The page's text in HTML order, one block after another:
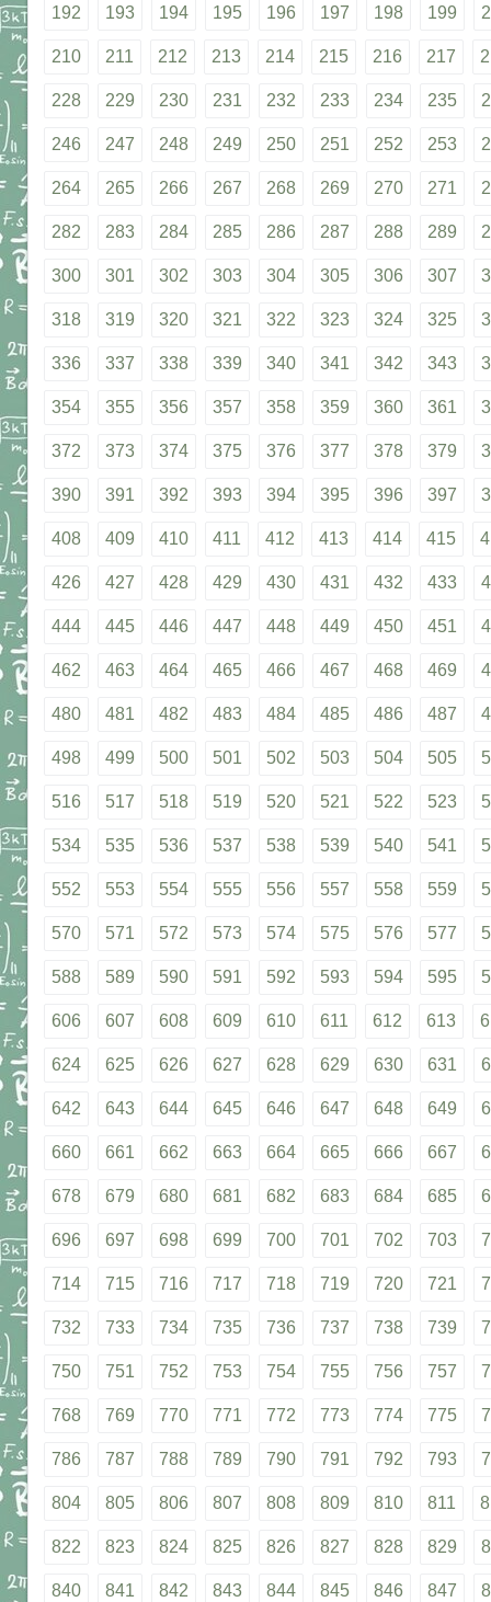
192 193 194 195 196 197 198 199
210 211 212 213 214 215 216 217
228 229 230 231 232 233 234 235
246 247 248 249 250 251 252 253
264 265 266 267 268 269 270 271
282 283 284 285 286 287 288 289
300 301 302 303 304 305 306 307
318 319 320 321 322 323 324 325
336 337 338 339 340 341 342 343
354 355 356 357 358 359 360 361
372 373 374 375 376 377 378 379
390 391 392 393 394 395 396 397
408 409 410 411 412 413 414 415
426 427 428 429 430 431 432 433
444 445 446 447 448 449 450 451
462 463 464 465 466 467 468 469
480 481 482 483 484 485 486 487
498 499 500 501 502 503 504 505
516 517 518 519 520 521 522 523
534 535 536 537 538 539 540 541
552 553 554 555 556 557 558 559
570 571 572 573 574 575 576 577
588 589 590 591 592 593 594 595
606 607 608 609 610 611 612 613
624 625 626 627 628 629 630 631
642 643 644 645 646 647 648 649
660 661 662 663 664 665 666 667
678 679 680 681 682 683 684 685
696 697 698 699 700 701 702 703
714 715 716 717 718 719 720 721
732 733 734 735 736 737 738 739
750 751 752 753 754 755 756 757
768 769 770 771 772 773 774 775
786 787 788 789 790 791 792 793
804 805 806 807 808 809 810 811
822 823 824 825 826 827 828 829
840 841 842 843 844 845 846 847